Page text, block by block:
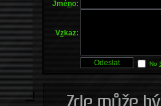
Jméno:
Vzkaz:
No